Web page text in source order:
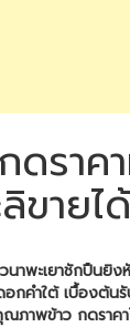
ดราค
ขายไ
าพะเยาชักปืนยิง
กคำใต้ เบื้องต้นรั
ภาพข้าว กดราค